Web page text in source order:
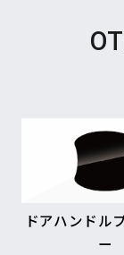
ドアハンドル
ー